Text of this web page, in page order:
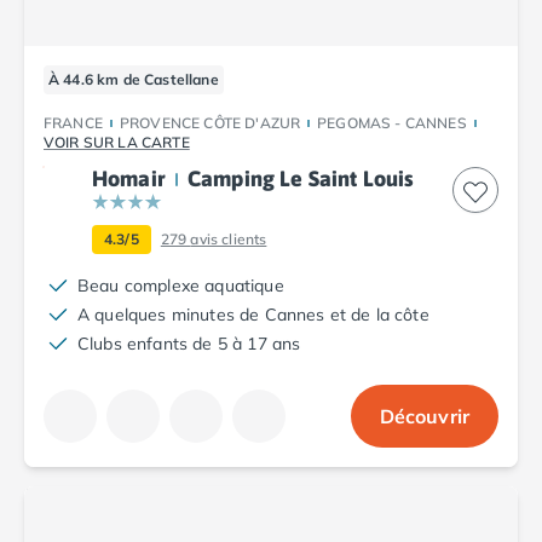
Camping Collioure
Camping Le Barcarès
Camping Perpignan
Camping Saint-Cyprien
Camping Limousin
Camping Corrèze
Camping Lorraine
Camping Vosges
Camping Midi-Pyrénées
Camping Aveyron
À 44.6 km de Castellane
FRANCE PROVENCE CÔTE D'AZUR
PEGOMAS - CANNES
VOIR SUR LA CARTE
Homair Camping Le Saint Louis
4.3/5 279avis clients
Beau complexe aquatique
A quelques minutes de Cannes et de la côte
Clubs enfants de 5 à 17 ans
Découvrir